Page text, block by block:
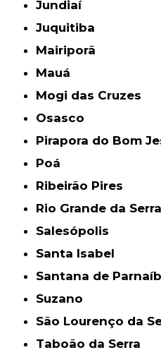
Jundiaí
Juquitiba
Mairiporã
Mauá
Mogi das Cruzes
Osasco
Pirapora do Bom
Poá
Ribeirão Pires
Rio Grande da Serra
Salesópolis
Santa Isabel
Santana de
Suzano
São Lourenço da
Taboão da Serra